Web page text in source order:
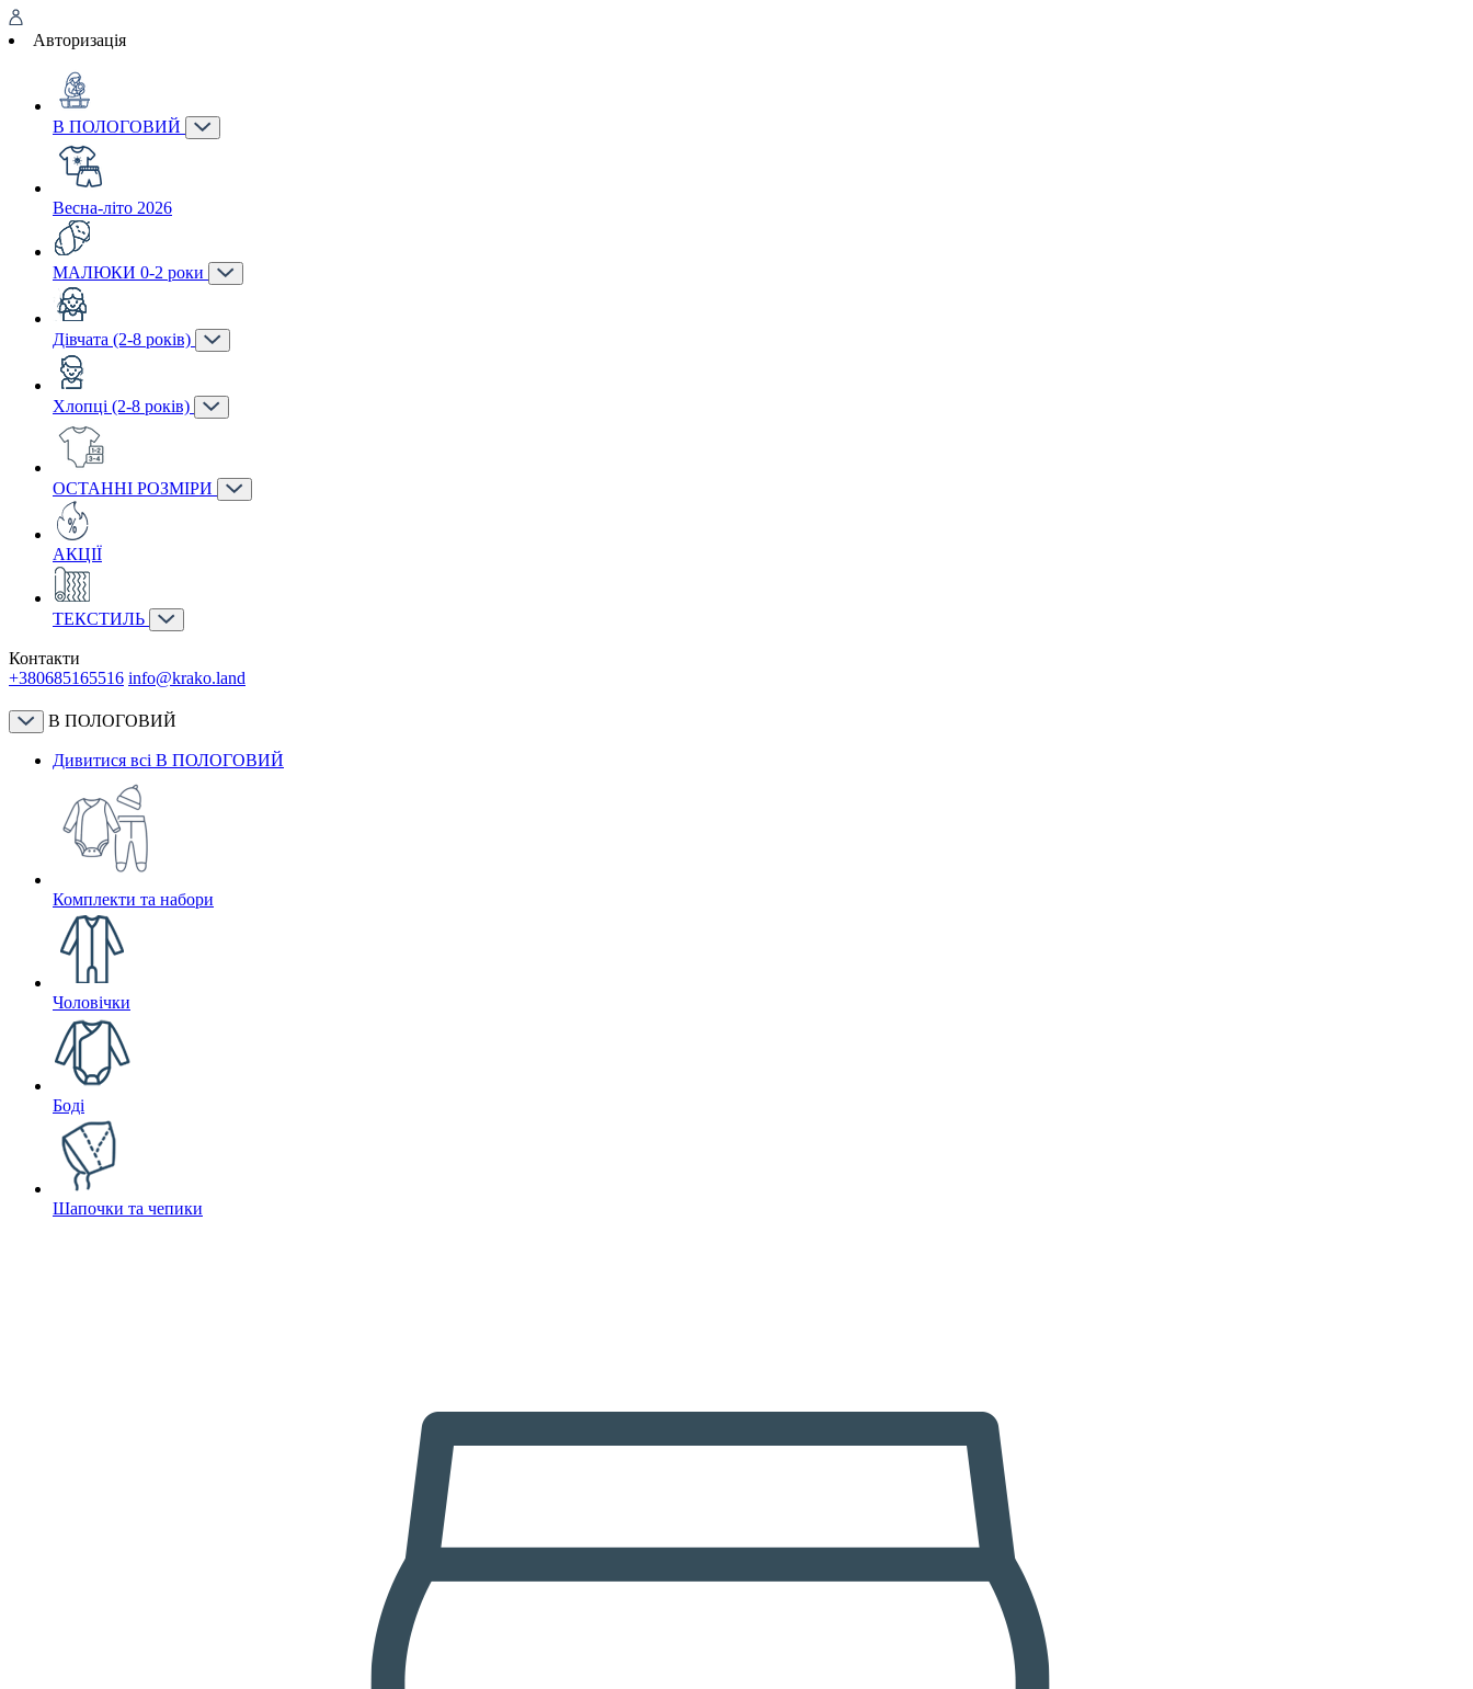
Авторизація
В ПОЛОГОВИЙ
Весна-літо 2026
МАЛЮКИ 0-2 роки
Дівчата (2-8 років)
Хлопці (2-8 років)
ОСТАННІ РОЗМІРИ
АКЦІЇ
ТЕКСТИЛЬ
Контакти
+380685165516 info@krako.land
В ПОЛОГОВИЙ
Дивитися всі В ПОЛОГОВИЙ
Комплекти та набори
Чоловічки
Боді
Шапочки та чепики